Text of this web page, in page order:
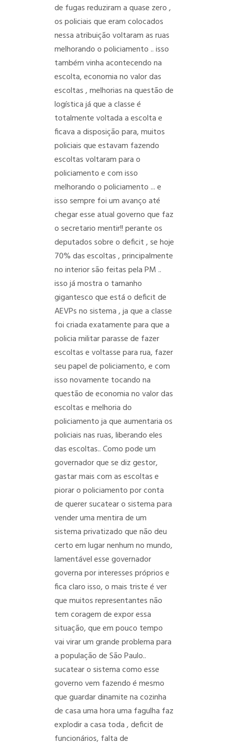
de fugas reduziram a quase zero ,
os policiais que eram colocados
nessa atribuição voltaram as ruas
melhorando o policiamento .. isso
também vinha acontecendo na
escolta, economia no valor das
escoltas , melhorias na questão de
logística já que a classe é
totalmente voltada a escolta e
ficava a disposição para, muitos
policiais que estavam fazendo
escoltas voltaram para o
policiamento e com isso
melhorando o policiamento ... e
isso sempre foi um avanço até
chegar esse atual governo que faz
o secretario mentir!! perante os
deputados sobre o deficit , se hoje
70% das escoltas , principalmente
no interior são feitas pela PM ..
isso já mostra o tamanho
gigantesco que está o deficit de
AEVPs no sistema , ja que a classe
foi criada exatamente para que a
policia militar parasse de fazer
escoltas e voltasse para rua, fazer
seu papel de policiamento, e com
isso novamente tocando na
questão de economia no valor das
escoltas e melhoria do
policiamento ja que aumentaria os
policiais nas ruas, liberando eles
das escoltas.. Como pode um
governador que se diz gestor,
gastar mais com as escoltas e
piorar o policiamento por conta
de querer sucatear o sistema para
vender uma mentira de um
sistema privatizado que não deu
certo em lugar nenhum no mundo,
lamentável esse governador
governa por interesses próprios e
fica claro isso, o mais triste é ver
que muitos representantes não
tem coragem de expor essa
situação, que em pouco tempo
vai virar um grande problema para
a população de São Paulo..
sucatear o sistema como esse
governo vem fazendo é mesmo
que guardar dinamite na cozinha
de casa uma hora uma fagulha faz
explodir a casa toda , deficit de
funcionários, falta de